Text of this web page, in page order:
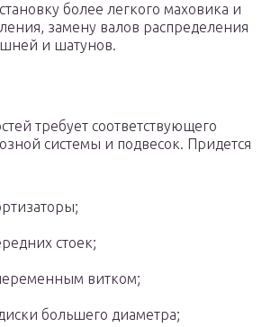
более легкого маховика и
замену валов распределения
и шатунов.
требует соответствующего
системы и подвесок. Придется
стоек;
витком;
большего диаметра;